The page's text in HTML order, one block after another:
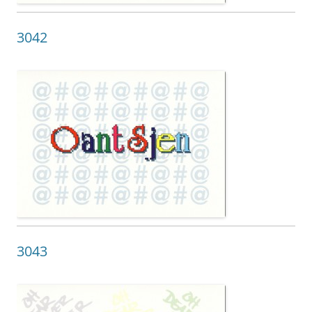
3042
3043